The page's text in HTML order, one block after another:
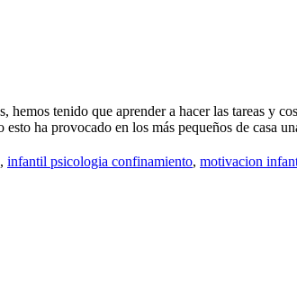
hemos tenido que aprender a hacer las tareas y
esto ha provocado en los más pequeños de casa
, infantil psicologia confinamiento, motivacion